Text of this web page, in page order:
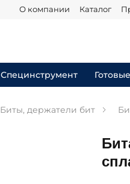
О компании Каталог
Специнструмент
Биты, держатели бит